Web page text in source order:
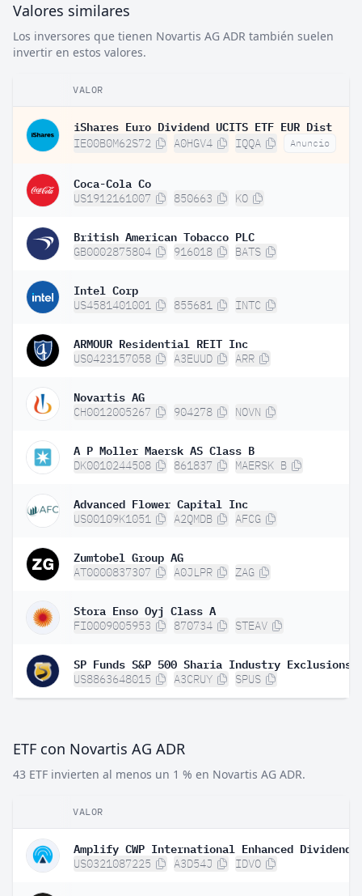
Valores similares
Los inversores que tienen Novartis AG ADR también suelen
invertir en estos valores.
VALOR
iShares Euro Dividend UCITS ETF EUR Dist
IE00B0M62S72 A0HGV4 IQQA Anuncio
Coca-Cola Co
US1912161007 850663 KO
British American Tobacco PLC
GB0002875804 916018 BATS
Intel Corp
US4581401001 855681 INTC
ARMOUR Residential REIT Inc
US0423157058 A3EUUD ARR
Novartis AG
CH0012005267 904278 NOVN
A P Moller Maersk AS Class B
DK0010244508 861837 MAERSK B
Advanced Flower Capital Inc
US00109K1051 A2QMDB AFCG
Zumtobel Group AG
AT0000837307 A0JLPR ZAG
Stora Enso Oyj Class A
FI0009005953 870734 STEAV
SP Funds S&P 500 Sharia Industry Exclusions
US8863648015 A3CRUY SPUS
ETF con Novartis AG ADR
43 ETF invierten al menos un 1 % en Novartis AG ADR.
VALOR
US0321087225 A3D54J IDVO